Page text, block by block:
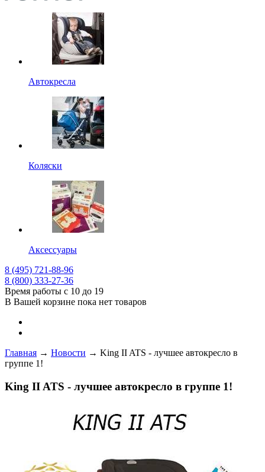
Автокресла
Коляски
Аксессуары
8 (495) 721-88-96
8 (800) 333-27-36
Время работы с 10 до 19
В Вашей корзине пока нет товаров
Главная → Новости → King II ATS - лучшее автокресло в
группе 1!
King II ATS - лучшее автокресло в группе 1!